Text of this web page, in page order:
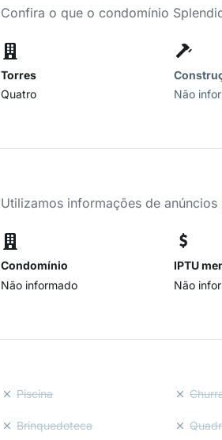
Confira o que o condomínio
Torres
Quatro
Não
Utilizamos informações de
Condomínio
Não informado
IPTU
Não
Piscina
Brinquedoteca